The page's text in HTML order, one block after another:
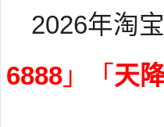
2026年淘
6888 」「 天